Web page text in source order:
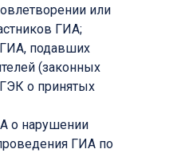
или
ГИА;
подавших
(законных
о принятых
о нарушении
ГИА по